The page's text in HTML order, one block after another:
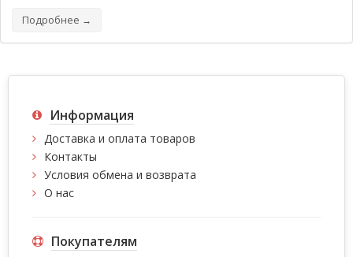
Подробнее →
Информация
Доставка и оплата товаров
Контакты
Условия обмена и возврата
О нас
Покупателям